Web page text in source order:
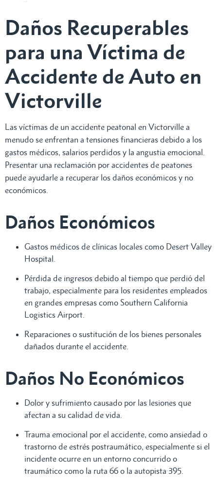
Daños Recuperables
para una Víctima de
Accidente de Auto en
Victorville
Las víctimas de un accidente peatonal en Victorville a
menudo se enfrentan a tensiones financieras debido a los
gastos médicos, salarios perdidos y la angustia emocional.
Presentar una reclamación por accidentes de peatones
puede ayudarle a recuperar los daños económicos y no
económicos.
Daños Económicos
Gastos médicos de clínicas locales como Desert Valley
Hospital.
Pérdida de ingresos debido al tiempo que perdió del
trabajo, especialmente para los residentes empleados
en grandes empresas como Southern California
Logistics Airport.
Reparaciones o sustitución de los bienes personales
dañados durante el accidente.
Daños No Económicos
Dolor y sufrimiento causado por las lesiones que
afectan a su calidad de vida.
Trauma emocional por el accidente, como ansiedad o
trastorno de estrés postraumático, especialmente si el
incidente ocurre en un entorno concurrido o
traumático como la ruta 66 o la autopista 395.